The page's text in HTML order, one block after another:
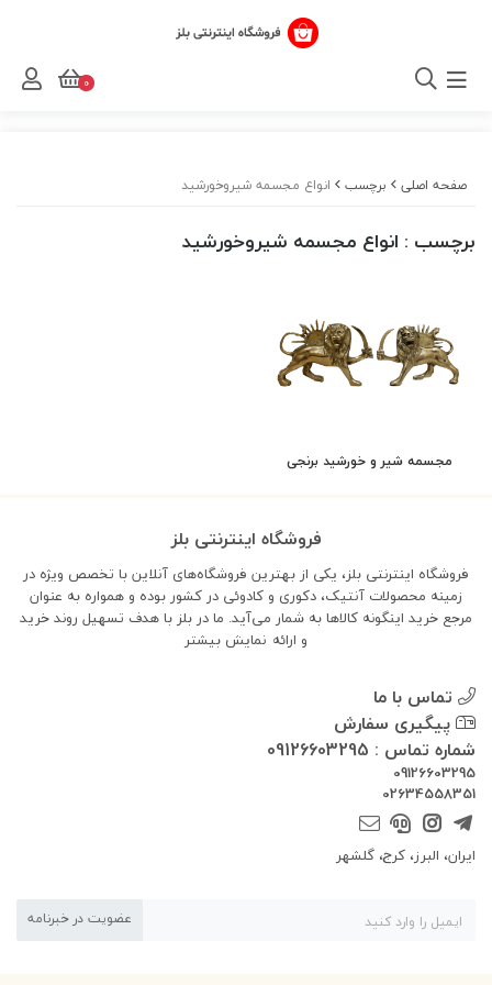
صفحه اصلی برچسب انواع مجسمه شیروخورشید
برچسب : انواع مجسمه شیروخورشید
مجسمه شیر و خورشید برنجی
فروشگاه اینترنتی بلز
فروشگاه اینترنتی بلز، یکی از بهترین فروشگاه‌های آنلاین با تخصص ویژه در
زمینه محصولات آنتیک، دکوری و کادوئی در کشور بوده و همواره به عنوان
مرجع خرید اینگونه کالاها به شمار می‌آید. ما در بلز با هدف تسهیل روند خرید
و ارائه نمایش بیشتر
تماس با ما
پیگیری سفارش
شماره تماس : 09126603295
09126603295
02634558351
ایران، البرز، کرج، گلشهر
عضویت در خبرنامه
0